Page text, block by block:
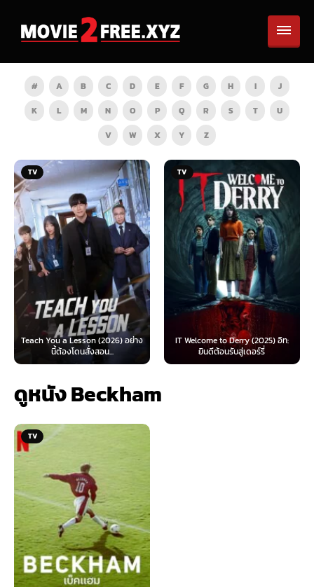
# A B C D E F G H I
J
K
L M N O P Q R S T
U
V
W X Y Z
Lesson (2026) อย่าง
TV
IT Welcome to Derry (2025) อิท:
ยินดีต้อนรับสู่เดอร์รี่
Beyond
ดูหนัง Beckham
TV